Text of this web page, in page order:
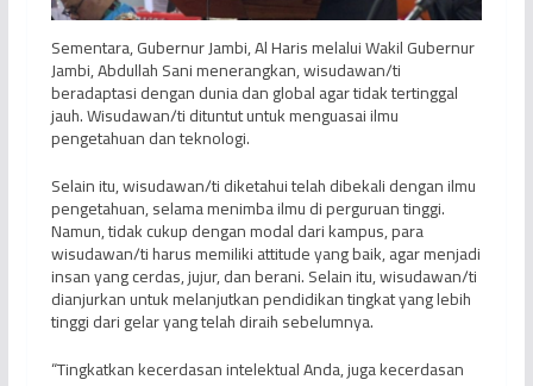
Sementara, Gubernur Jambi, Al Haris melalui Wakil Gubernur
Jambi, Abdullah Sani menerangkan, wisudawan/ti
beradaptasi dengan dunia dan global agar tidak tertinggal
jauh. Wisudawan/ti dituntut untuk menguasai ilmu
pengetahuan dan teknologi.
Selain itu, wisudawan/ti diketahui telah dibekali dengan ilmu
pengetahuan, selama menimba ilmu di perguruan tinggi.
Namun, tidak cukup dengan modal dari kampus, para
wisudawan/ti harus memiliki attitude yang baik, agar menjadi
insan yang cerdas, jujur, dan berani. Selain itu, wisudawan/ti
dianjurkan untuk melanjutkan pendidikan tingkat yang lebih
tinggi dari gelar yang telah diraih sebelumnya.
“Tingkatkan kecerdasan intelektual Anda, juga kecerdasan